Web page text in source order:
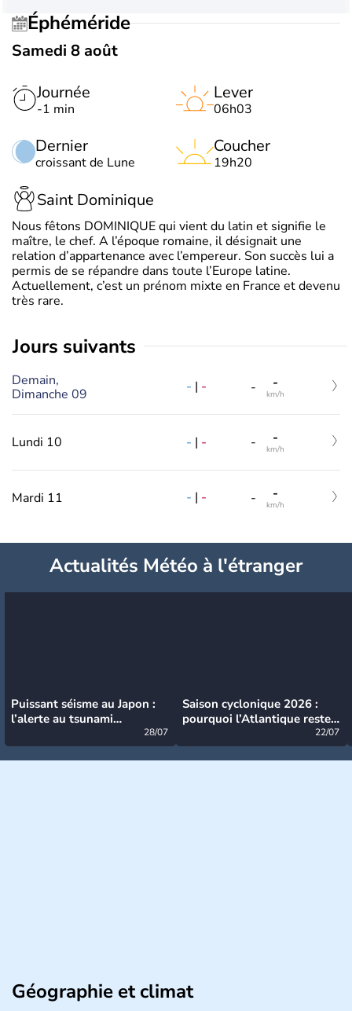
Éphéméride
Samedi 8 août
Journée
-1 min
Dernier
croissant de Lune
Lever
06h03
Coucher
19h20
Saint Dominique
Nous fêtons DOMINIQUE qui vient du latin et signifie le
maître, le chef. A l’époque romaine, il désignait une
relation d’appartenance avec l’empereur. Son succès lui a
permis de se répandre dans toute l’Europe latine.
Actuellement, c’est un prénom mixte en France et devenu
très rare.
jours suivants
Demain,
Dimanche 09
- | - - -
km/h
Lundi 10 - | - - -
km/h
Mardi 11 - | - - -
km/h
Actualités Météo à l'étranger
Puissant séisme au Japon :
l’alerte au tsunami
28/07
Saison cyclonique 2026 :
pourquoi l’Atlantique reste
22/07
Géographie et climat